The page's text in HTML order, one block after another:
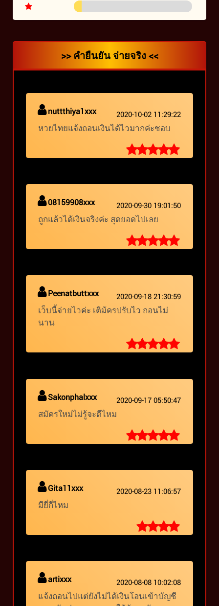
>> คำยืนยัน จ่ายจริง <<
nuttthiya1xxx 2020-10-02 11:29:22
หวยไทยแจ้งถอนเงินได้ไวมากค่ะชอบ
08159908xxx 2020-09-30 19:01:50
ถูกแล้วได้เงินจริงค่ะ สุดยอดไปเลย
Peenatbuttxxx 2020-09-18 21:30:59
เว็บนี้จ่ายไวค่ะ เติม้ครปรับไว ถอนไม่
นาน
Sakonphalxxx 2020-09-17 05:50:47
สมัครใหม่ไม่รู้จะดีไหม
Gita11xxx 2020-08-23 11:06:57
มียี่กี่ไหม
artixxx 2020-08-08 10:02:08
แจ้งถอนไปแต่ยังไม่ได้เงินโอนเข้าบัญชี